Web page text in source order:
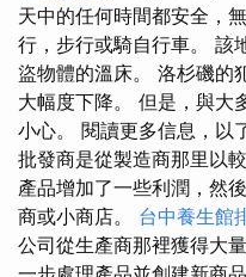
天中的任何時間都安全，
行，步行或騎自行車。 該
盜物體的溫床。 洛杉磯的
大幅度下降。 但是，與大
小心。 閱讀更多信息，以
批發商是從製造商那里以
產品增加了一些利潤，然
商或小商店。 台中養生館
公司從生產商那裡獲得大